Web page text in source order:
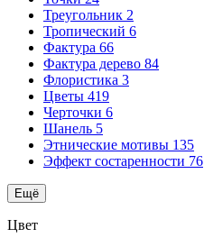
Треугольник 2
Тропический 6
Фактура 66
Фактура дерево 84
Флористика 3
Цветы 419
Черточки 6
Шанель 5
Этнические мотивы 135
Эффект состаренности 76
Ещё
Цвет